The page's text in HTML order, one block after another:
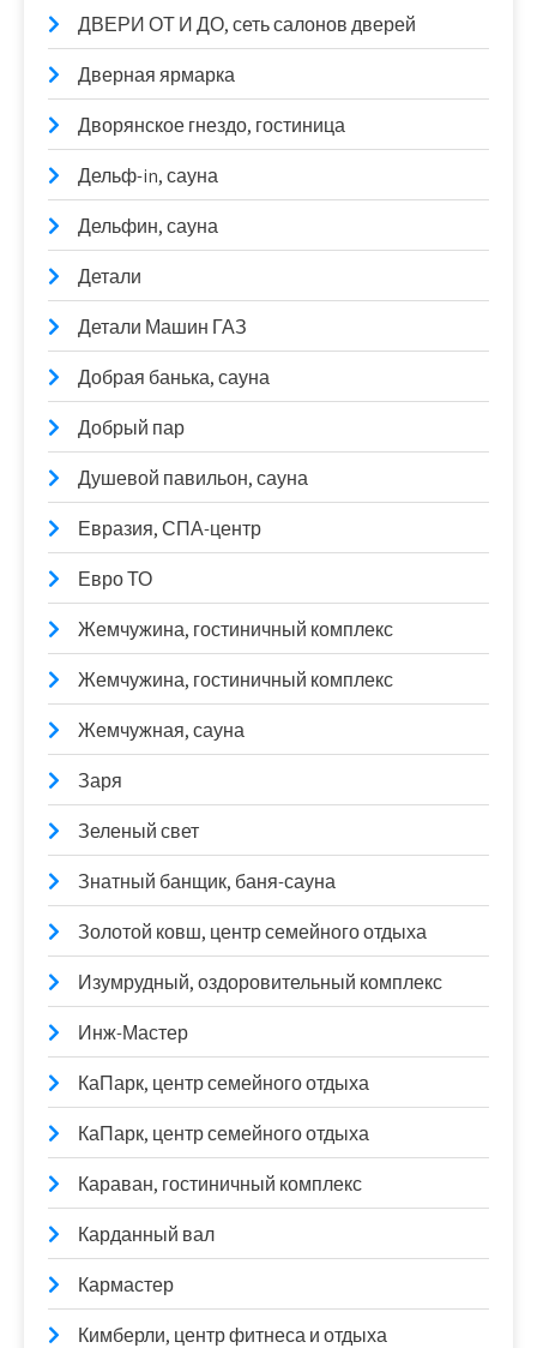
ДВЕРИ ОТ И ДО, сеть салонов дверей
Дверная ярмарка
Дворянское гнездо, гостиница
Дельф-in, сауна
Дельфин, сауна
Детали
Детали Машин ГАЗ
Добрая банька, сауна
Добрый пар
Душевой павильон, сауна
Евразия, СПА-центр
Евро ТО
Жемчужина, гостиничный комплекс
Жемчужина, гостиничный комплекс
Жемчужная, сауна
Заря
Зеленый свет
Знатный банщик, баня-сауна
Золотой ковш, центр семейного отдыха
Изумрудный, оздоровительный комплекс
Инж-Мастер
КаПарк, центр семейного отдыха
КаПарк, центр семейного отдыха
Караван, гостиничный комплекс
Карданный вал
Кармастер
Кимберли, центр фитнеса и отдыха